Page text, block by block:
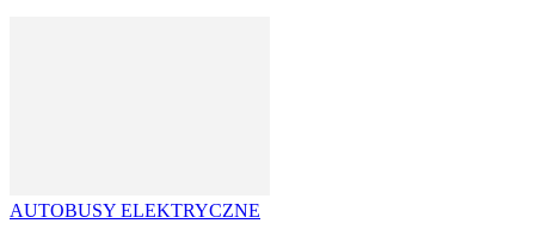
AUTOBUSY ELEKTRYCZNE